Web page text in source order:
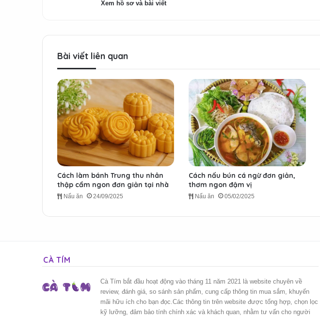
Xem hồ sơ và bài viết
Bài viết liên quan
Cách làm bánh Trung thu nhân
thập cẩm ngon đơn giản tại nhà
Nấu ăn 24/09/2025
Cách nấu bún cá ngừ đơn giản,
thơm ngon đậm vị
Nấu ăn 05/02/2025
CÀ TÍM
Cà Tím bắt đầu hoạt động vào tháng 11 năm 2021 là website chuyên về
review, đánh giá, so sánh sản phẩm, cung cấp thông tin mua sắm, khuyến
mãi hữu ích cho bạn đọc.Các thông tin trên website được tổng hợp, chọn lọc
kỹ lưỡng, đảm bảo tính chính xác và khách quan, nhằm tư vấn cho người